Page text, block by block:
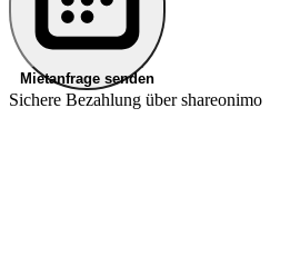
Mietanfrage senden
Sichere Bezahlung über shareonimo